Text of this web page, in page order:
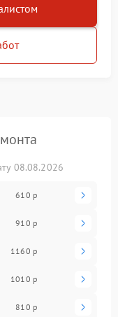
08.08.2026
610 р
910 р
1160 р
1010 р
810 р